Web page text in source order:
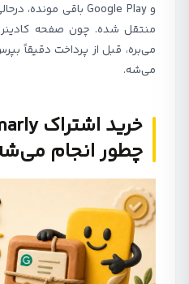
منتقل شده. چون صفحه
می‌بره، قبل از پرداخت دقیقاً
می‌شه.
چطور انجام